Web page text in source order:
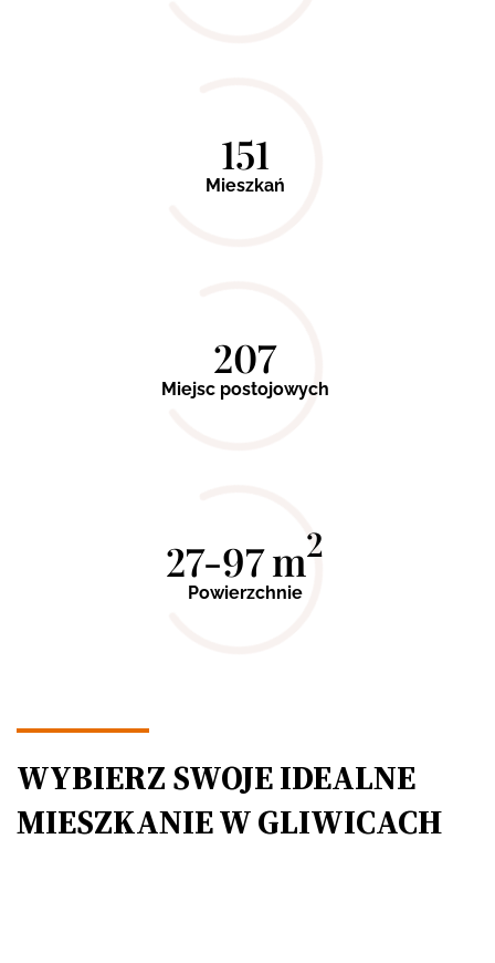
151
Mieszkań
207
Miejsc postojowych
27-97m2
Powierzchnie
WYBIERZ SWOJE IDEALNE
MIESZKANIE W GLIWICACH